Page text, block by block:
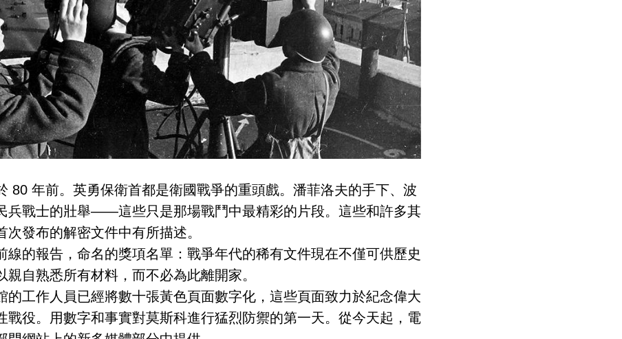
80 年前。英勇保衛首都是衛國戰爭的重頭戲。潘菲洛夫的手下、波
兵戰士的壯舉——這些只是那場戰鬥中最精彩的片段。這些和許多其
次發布的解密文件中有所描述。
線的報告，命名的獎項名單：戰爭年代的稀有文件現在不僅可供歷史
親自熟悉所有材料，而不必為此離開家。
的工作人員已經將數十張黃色頁面數字化，這些頁面致力於紀念偉大
戰役。用數字和事實對莫斯科進行猛烈防禦的第一天。從今天起，電